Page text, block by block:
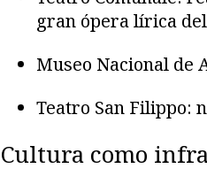
gran ópera lírica
Museo Nacional de
Teatro San Filippo:
Cultura como